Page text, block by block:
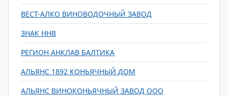
ВЕСТ-АЛКО ВИНОВОДОЧНЫЙ ЗАВОД
ЗНАК ННВ
РЕГИОН АНКЛАВ БАЛТИКА
АЛЬЯНС 1892 КОНЬЯЧНЫЙ ДОМ
АЛЬЯНС ВИНОКОНЬЯЧНЫЙ ЗАВОД ООО